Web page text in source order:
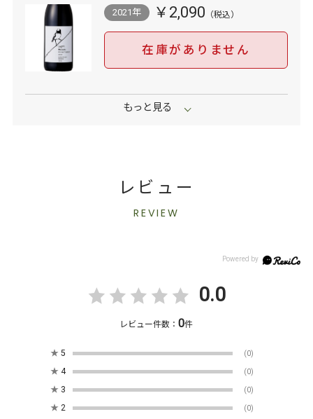
2021年 ￥2,090
在庫がありません
レビュー
REVIEW
0.0
レビュー件数：0件
★ 5 (0)
★ 4 (0)
★ 3 (0)
★ 2 (0)